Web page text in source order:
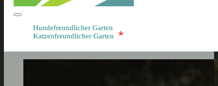
Hundefreundlicher Garten
Katzenfreundlicher Garten
*